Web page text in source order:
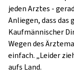
jeden Arztes -
Anliegen, dass
Kaufmännischer
Wegen des
einfach. „Leider
aufs Land.